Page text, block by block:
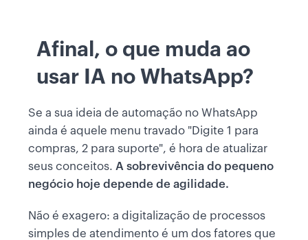
Afinal, o que muda ao
usar IA no WhatsApp?
Se a sua ideia de automação no WhatsApp
ainda é aquele menu travado "Digite 1 para
compras, 2 para suporte", é hora de atualizar
seus conceitos. A sobrevivência do pequeno
negócio hoje depende de agilidade.
Não é exagero: a digitalização de processos
simples de atendimento é um dos fatores que